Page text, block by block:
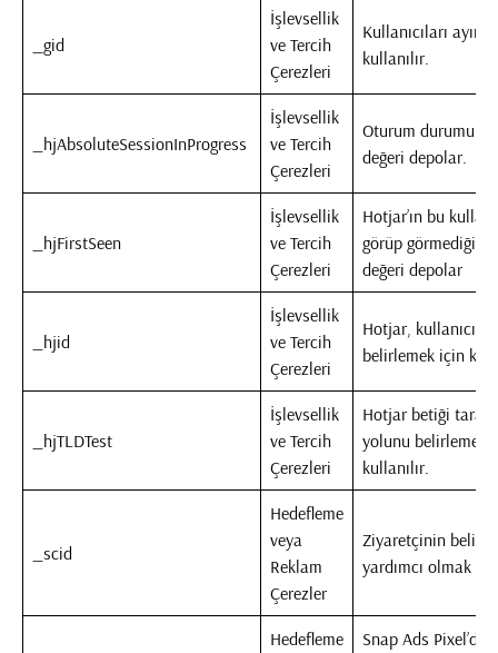
_gid
İşlevsellik
ve Tercih
Çerezleri
Kullanıcıları ayırt
kullanılır.
_hjAbsoluteSessionInProgress
İşlevsellik
ve Tercih
Çerezleri
Oturum durumunu
değeri depolar.
_hjFirstSeen
İşlevsellik
ve Tercih
Çerezleri
Hotjar’ın bu
görüp görmediğini
değeri depolar
_hjid
İşlevsellik
ve Tercih
Çerezleri
Hotjar, kullanıcı
belirlemek için
_hjTLDTest
İşlevsellik
ve Tercih
Çerezleri
Hotjar betiği
yolunu belirlemek
kullanılır.
_scid
Hedefleme
veya
Reklam
Çerezler
Ziyaretçinin
yardımcı olmak
Hedefleme
Snap Ads Pixel’de